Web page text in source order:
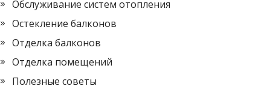
Обслуживание систем отопления
Остекление балконов
Отделка балконов
Отделка помещений
Полезные советы